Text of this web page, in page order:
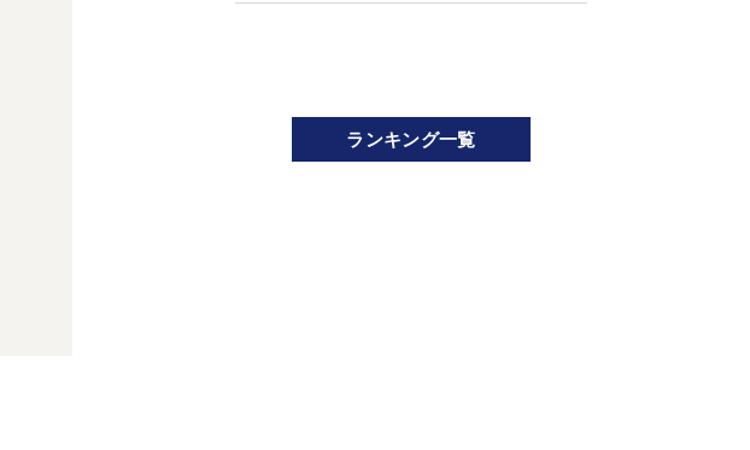
ランキング一覧